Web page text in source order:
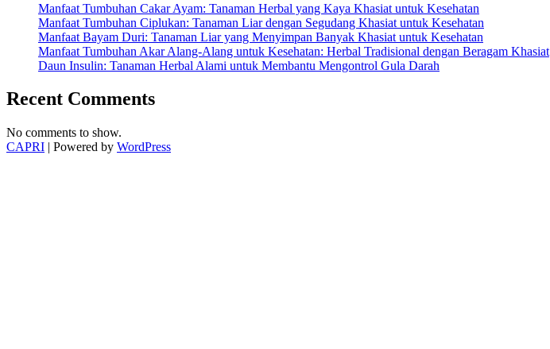
Manfaat Tumbuhan Cakar Ayam: Tanaman Herbal yang Kaya Khasiat untuk Kesehatan
Manfaat Tumbuhan Ciplukan: Tanaman Liar dengan Segudang Khasiat untuk Kesehatan
Manfaat Bayam Duri: Tanaman Liar yang Menyimpan Banyak Khasiat untuk Kesehatan
Manfaat Tumbuhan Akar Alang-Alang untuk Kesehatan: Herbal Tradisional dengan Beragam Khasiat
Daun Insulin: Tanaman Herbal Alami untuk Membantu Mengontrol Gula Darah
Recent Comments
No comments to show.
CAPRI | Powered by WordPress